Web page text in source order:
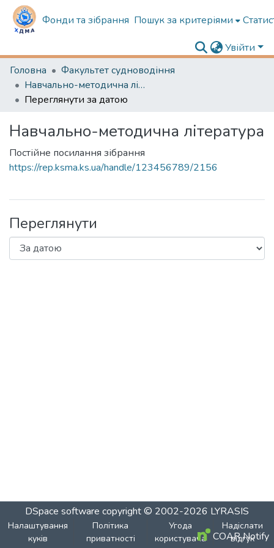
Фонди та зібрання Пошук за критеріями
Увійти
Головна
Факультет судноводіння
Навчально-методична література
Переглянути за датою
Навчально-методична література
Постійне посилання зібрання
https://rep.ksma.ks.ua/handle/123456789/2156
Переглянути
DSpace software copyright © 2002-2026 LYRASIS
Налаштування
куків
Політика
приватності
Угода
користувача
Надіслати
відгук
COAR Notify